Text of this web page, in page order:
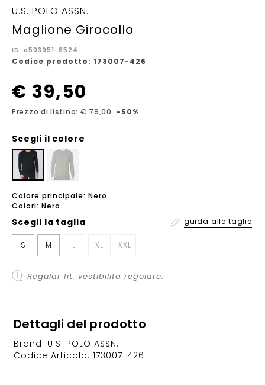
U.S. POLO ASSN.
Maglione Girocollo
ID: a503951-8524
Codice prodotto: 173007-426
€ 39,50
Prezzo di listino: € 79,00 -50%
Scegli il colore
Colore principale: Nero
Colori: Nero
Scegli la taglia guida alle taglie
S M L XL XXL
Regular fit: vestibilità regolare.
Dettagli del prodotto
Brand: U.S. POLO ASSN.
Codice Articolo: 173007-426